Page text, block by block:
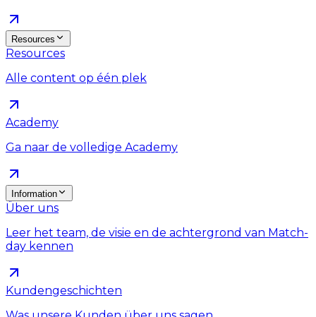
Resources
Resources
Alle content op één plek
Academy
Ga naar de volledige Academy
Information
Über uns
Leer het team, de visie en de achtergrond van Match-
day kennen
Kundengeschichten